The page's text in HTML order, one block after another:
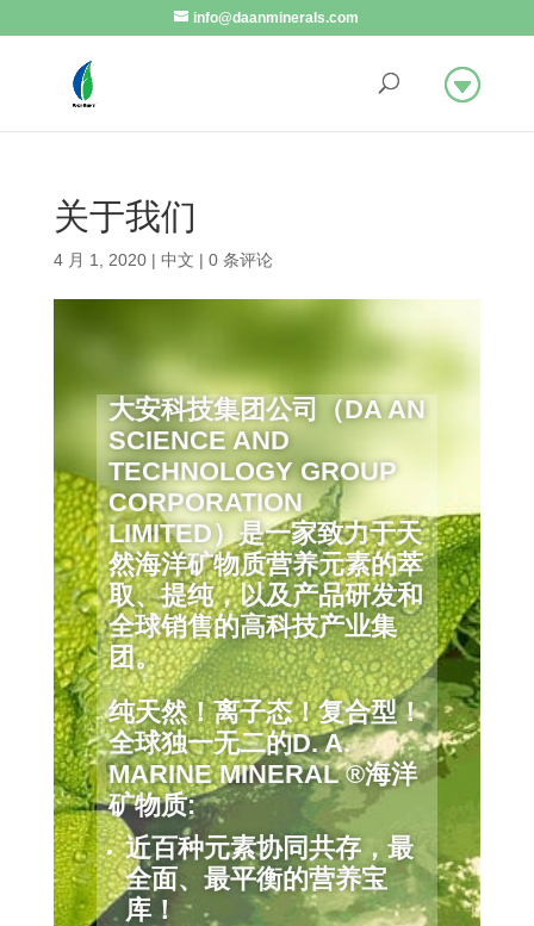
info@daanminerals.com
关于我们
4 月 1, 2020| 中文 | 0 条评论
大安科技集团公司（DA AN
SCIENCE AND
TECHNOLOGY GROUP
CORPORATION
LIMITED）是一家致力于天
然海洋矿物质营养元素的萃
取、提纯，以及产品研发和
全球销售的高科技产业集
团。
纯天然！离子态！复合型！
全球独一无二的D. A.
MARINE MINERAL ®海洋
矿物质:
近百种元素协同共存，最
全面、最平衡的营养宝
库！